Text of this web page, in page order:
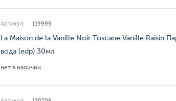
Артикул: 119999
La Maison de la Vanille Noir Toscane Vanille Raisin
вода (edp) 30мл
нет в наличии